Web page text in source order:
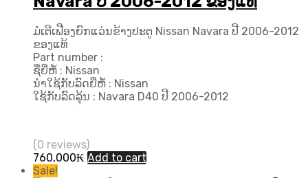
ມໍເຕີເຟືອງຍົກແວ່ນຂ້າງປະຕູ Nissan Navara ປີ 2006-2012
ຂອງແທ້
Part number :
ຊື່ຍີ່ຫໍ້ : Nissan
ນຳໃຊ້ກັບລົດຍີ່ຫໍ້ : Nissan
ໃຊ້ກັບລົດລຸ້ນ : Navara D40 ປີ 2006-2012
(0 reviews)
760,000₭ Add to cart
Sale!